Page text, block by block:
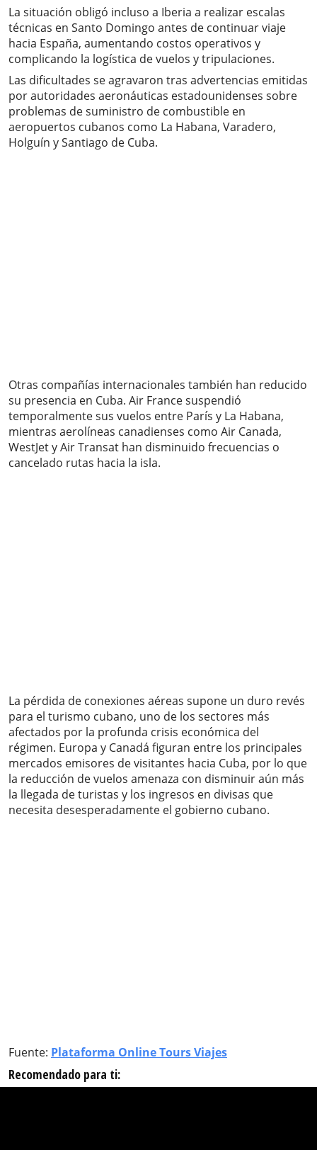
La situación obligó incluso a Iberia a realizar escalas
técnicas en Santo Domingo antes de continuar viaje
hacia España, aumentando costos operativos y
complicando la logística de vuelos y tripulaciones.
Las dificultades se agravaron tras advertencias emitidas
por autoridades aeronáuticas estadounidenses sobre
problemas de suministro de combustible en
aeropuertos cubanos como La Habana, Varadero,
Holguín y Santiago de Cuba.
Otras compañías internacionales también han reducido
su presencia en Cuba. Air France suspendió
temporalmente sus vuelos entre París y La Habana,
mientras aerolíneas canadienses como Air Canada,
WestJet y Air Transat han disminuido frecuencias o
cancelado rutas hacia la isla.
La pérdida de conexiones aéreas supone un duro revés
para el turismo cubano, uno de los sectores más
afectados por la profunda crisis económica del
régimen. Europa y Canadá figuran entre los principales
mercados emisores de visitantes hacia Cuba, por lo que
la reducción de vuelos amenaza con disminuir aún más
la llegada de turistas y los ingresos en divisas que
necesita desesperadamente el gobierno cubano.
Fuente: Plataforma Online Tours Viajes
Recomendado para ti: